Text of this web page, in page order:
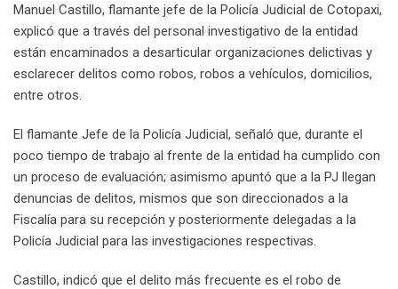
Manuel Castillo, flamante jefe de la Policía Judicial de Cotopaxi,
explicó que a través del personal investigativo de la entidad
están encaminados a desarticular organizaciones delictivas y
esclarecer delitos como robos, robos a vehículos, domicilios,
entre otros.
El flamante Jefe de la Policía Judicial, señaló que, durante el
poco tiempo de trabajo al frente de la entidad ha cumplido con
un proceso de evaluación; asimismo apuntó que a la PJ llegan
denuncias de delitos, mismos que son direccionados a la
Fiscalía para su recepción y posteriormente delegadas a la
Policía Judicial para las investigaciones respectivas.
Castillo, indicó que el delito más frecuente es el robo de